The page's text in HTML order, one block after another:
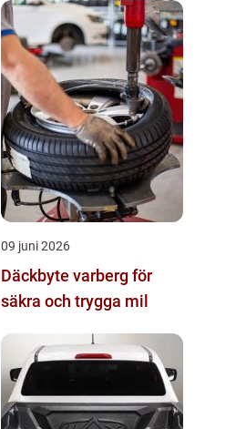
09 juni 2026
Däckbyte varberg för
säkra och trygga mil